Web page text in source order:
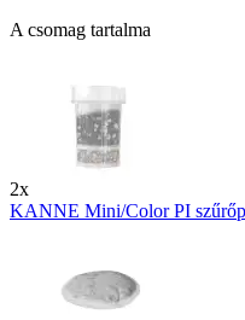
A csomag tartalma
2x
KANNE Mini/Color PI